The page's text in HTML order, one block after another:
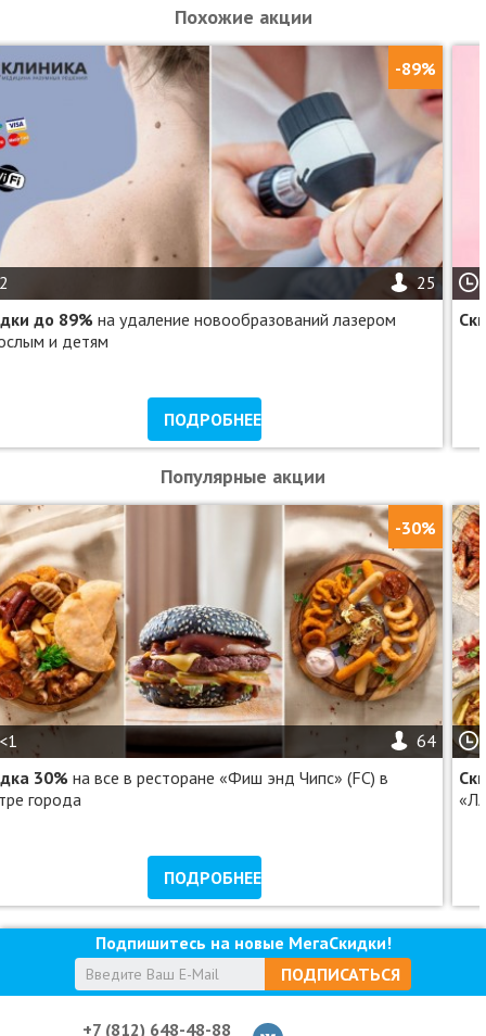
Похожие акции
-89%
2
25
до 89% на удаление новообразований лазером
и детям
ПОДРОБНЕЕ
Популярные акции
-30%
<1
64
30% на все в ресторане «Фиш энд Чипс» (FC) в
города
ПОДРОБНЕЕ
Подпишитесь на новые МегаСкидки!
ПОДПИСАТЬСЯ
+7 (812) 648-48-88